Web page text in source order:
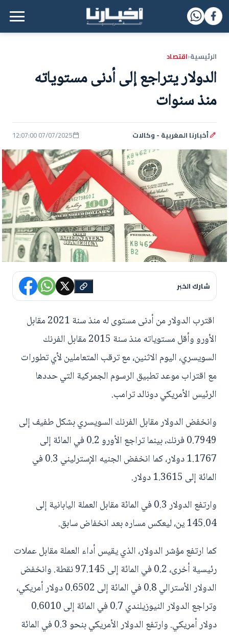
القائمة الرئيسية
الرئيسية‹اقتصاد
الدولار يتراجع إلى أدنى مستوياته
منذ سنوات
أخبارنا المغربية - وكالات 07/07/2025 12:07:00
شارك الخبر
اقترب الدولار من أدنى مستوى له منذ سنة 2021 مقابل
الأورو وأقل مستوياته منذ سنة 2015 مقابل الفرنك
السويسري، اليوم الاثنين، مع ترقب المتعاملين لأي تطورات
مع اقتراب موعد تطبيق الرسوم الجمركية التي حددها
الرئيس الأمريكي دونالد ترامب.
وانخفض الدولار مقابل الفرنك السويسري بشكل طفيف إلى
0.7949 فرنك، بينما تراجع الأورو 0.2 في المائة إلى
1.1767 دولار، كما انخفض الجنيه الإسترليني 0.3 في
المائة إلى 1.3615 دولار.
وارتفع الدولار 0.3 في المائة مقابل العملة اليابانية إلى
145.04 ين، ليعكس مساره بعد انخفاض سابق.
كما ارتفع مؤشر الدولار، الذي يقيس أداء العملة مقابل عملات
رئيسية أخرى، 0.2 في المائة إلى 97.145 نقطة. وانخفض
الدولار الأسترالي 0.8 في المائة إلى 0.6502 دولار أمريكي،
وتراجع الدولار النيوزيلندي 0.7 في المائة إلى 0.6010
دولار أمريكي. وارتفع الدولار الأمريكي بنحو 0.3 في المائة